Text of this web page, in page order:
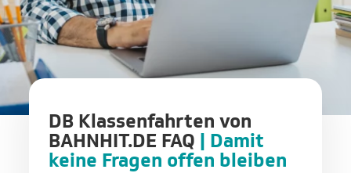
DB Klassenfahrten von
BAHNHIT.DE FAQ
| Damit
keine Fragen offen bleiben